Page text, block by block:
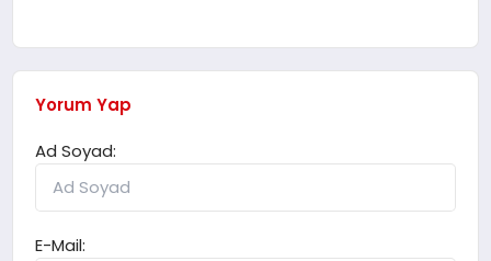
Yorum Yap
Ad Soyad:
E-Mail: